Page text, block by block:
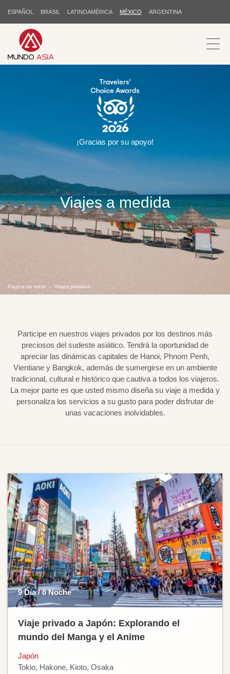
ESPAÑOL BRASIL LATINOAMÉRICA MÉXICO ARGENTINA
Viajes a medida
Página de inicio Viajes privados
¡Gracias por su apoyo!
Participe en nuestros viajes privados por los destinos más
preciosos del sudeste asiático. Tendrá la oportunidad de
apreciar las dinámicas capitales de Hanoi, Phnom Penh,
Vientiane y Bangkok, además de sumergirse en un ambiente
tradicional, cultural e histórico que cautiva a todos los viajeros.
La mejor parte es que usted mismo diseña su viaje a medida y
personaliza los servicios a su gusto para poder disfrutar de
unas vacaciones inolvidables.
9 Día / 8 Noche
Viaje privado a Japón: Explorando el
mundo del Manga y el Anime
Japón
Tokio, Hakone, Kioto, Osaka